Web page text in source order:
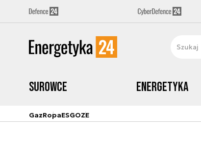
Surowce Energetyka
GazRopaESGOZE